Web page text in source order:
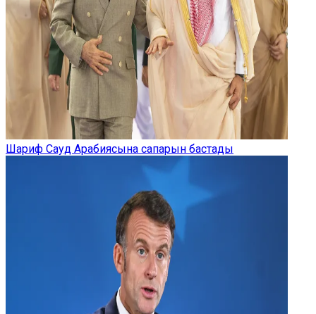
Шариф Сауд Арабиясына сапарын бастады